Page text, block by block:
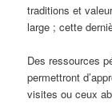
traditions et
large ; cette
Des ressources
permettront
visites ou ceux